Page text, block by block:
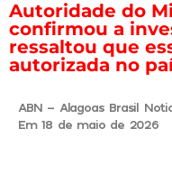
Autoridade do
confirmou a
ressaltou que
autorizada no
ABN - Alagoas Brasil
Em 18 de maio de 2026